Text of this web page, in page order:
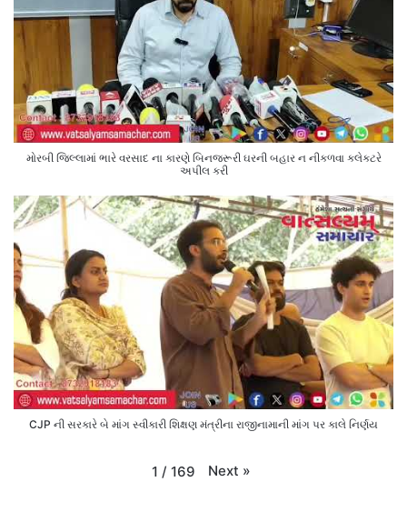
મોરબી જિલ્લામાં ભારે વરસાદ ના કારણે બિનજરૂરી ઘરની બહાર ન નીકળવા કલેક્ટરે
અપીલ કરી
CJP ની સરકારે બે માંગ સ્વીકારી શિક્ષણ મંત્રીના રાજીનામાની માંગ પર કાલે નિર્ણય
1 / 169 Next »